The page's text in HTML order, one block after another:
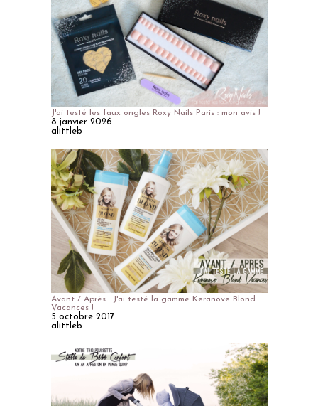
J'ai testé les faux ongles Roxy Nails Paris : mon avis !
8 janvier 2026
alittleb
Avant / Après : J'ai testé la gamme Keranove Blond
Vacances !
5 octobre 2017
alittleb